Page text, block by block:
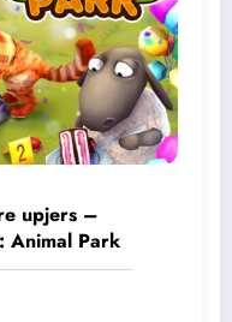
upjers –
Animal Park